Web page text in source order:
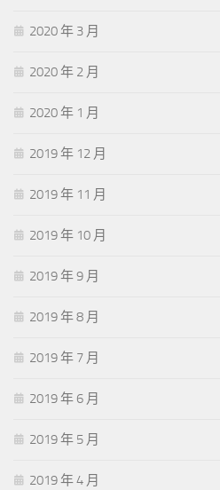
2020 年 3 月
2020 年 2 月
2020 年 1 月
2019 年 12 月
2019 年 11 月
2019 年 10 月
2019 年 9 月
2019 年 8 月
2019 年 7 月
2019 年 6 月
2019 年 5 月
2019 年 4 月